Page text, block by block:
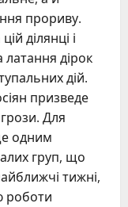
прориву.
ділянці і
дірок
дій.
призведе
Для
одним
груп, що
тижні,
роботи